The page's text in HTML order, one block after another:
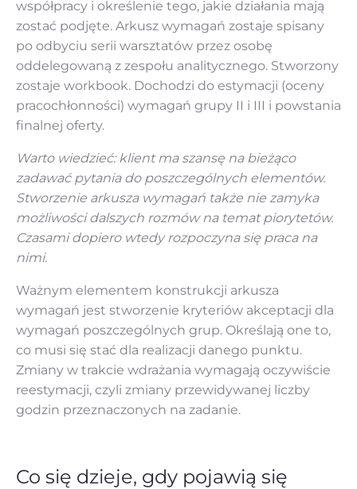
współpracy i określenie tego, jakie działania mają
zostać podjęte. Arkusz wymagań zostaje spisany
po odbyciu serii warsztatów przez osobę
oddelegowaną z zespołu analitycznego. Stworzony
zostaje workbook. Dochodzi do estymacji (oceny
pracochłonności) wymagań grupy II i III i powstania
finalnej oferty.
Warto wiedzieć: klient ma szansę na bieżąco
zadawać pytania do poszczególnych elementów.
Stworzenie arkusza wymagań także nie zamyka
możliwości dalszych rozmów na temat piorytetów.
Czasami dopiero wtedy rozpoczyna się praca na
nimi.
Ważnym elementem konstrukcji arkusza
wymagań jest stworzenie kryteriów akceptacji dla
wymagań poszczególnych grup. Określają one to,
co musi się stać dla realizacji danego punktu.
Zmiany w trakcie wdrażania wymagają oczywiście
reestymacji, czyli zmiany przewidywanej liczby
godzin przeznaczonych na zadanie.
Co się dzieje, gdy pojawią się